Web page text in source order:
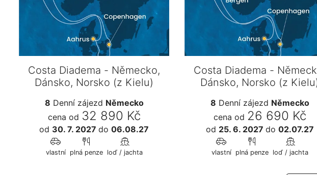
Costa Diadema - Německo,
Dánsko, Norsko (z Kielu)
8 Denní zájezd Německo
cena od 32 890 Kč
od 30. 7. 2027 do 06.08.27
vlastní plná penze loď / jachta
Costa Diadema -
Dánsko, Norsko (z
8 Denní zájezd Německo
cena od 26 690 Kč
od 25. 6. 2027 do 02.07.27
vlastní plná penze loď / jachta